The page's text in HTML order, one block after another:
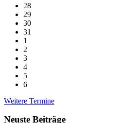
28
29
30
31
1
2
3
4
5
6
Back
calendar
Weitere Termine
Neuste Beiträge